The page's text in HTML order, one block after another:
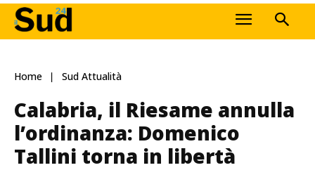
Home Sud Attualità
Calabria, il Riesame annulla
l’ordinanza: Domenico
Tallini torna in libertà